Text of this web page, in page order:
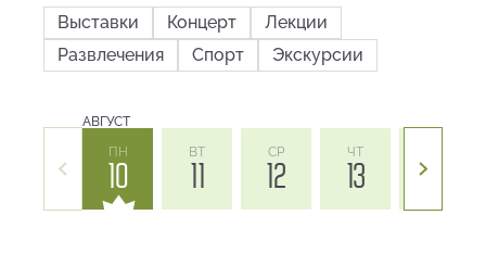
Выставки Концерт
Лекции
Развлечения
Спорт Экскурсии
АВГУСТ
ПН
10
ВТ
11
СР
12
ЧТ
13 14